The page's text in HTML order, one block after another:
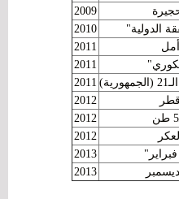
2009
الدولية" 2010
2011
2011
2011
2012
2012
2012
2013
2013